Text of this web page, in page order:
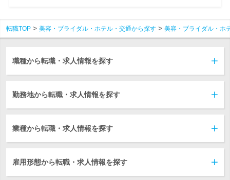
転職TOP 美容・ブライダル・ホテル・交通から探す 美容・ブライダル・ホ
職種から転職・求人情報を探す
勤務地から転職・求人情報を探す
業種から転職・求人情報を探す
雇用形態から転職・求人情報を探す